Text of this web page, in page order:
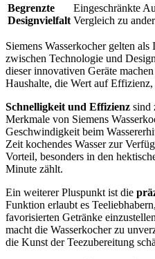
Begrenzte
Designvielfalt
Eingeschränkte
Vergleich zu
Siemens Wasserkocher gelten
zwischen Technologie und
dieser innovativen Geräte
Haushalte, die Wert auf
Schnelligkeit und Effizienz sind
Merkmale von Siemens
Geschwindigkeit beim
Zeit kochendes Wasser zur
Vorteil, besonders in den
Minute zählt.
Ein weiterer Pluspunkt ist die
Funktion erlaubt es
favorisierten Getränke
macht die Wasserkocher zu
die Kunst der Teezubereitung